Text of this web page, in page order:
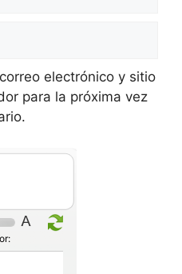
electrónico y sitio
para la próxima vez